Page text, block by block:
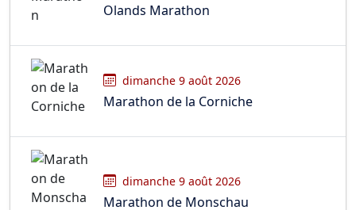
Olands Marathon
dimanche 9 août 2026
Marathon de la Corniche
dimanche 9 août 2026
Marathon de Monschau